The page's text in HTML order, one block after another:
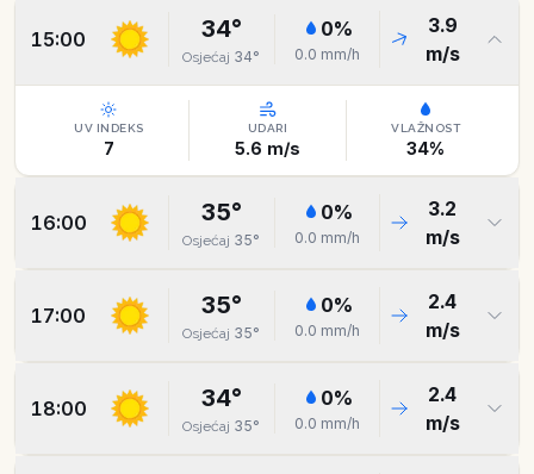
15:00 34°
Osjećaj 34°
0%
0.0 mm/h
3.9
m/s
UV INDEKS
7
UDARI
5.6 m/s
VLAŽNOST
34%
16:00 35°
Osjećaj 35°
0%
0.0 mm/h
3.2
m/s
17:00 35°
Osjećaj 35°
0%
0.0 mm/h
2.4
m/s
18:00 34°
Osjećaj 35°
0%
0.0 mm/h
2.4
m/s